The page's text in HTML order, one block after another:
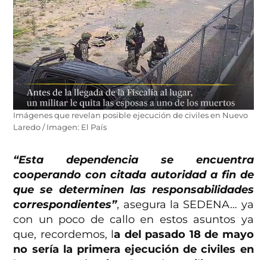
Imágenes que revelan posible ejecución de civiles en Nuevo
Laredo / Imagen: El País
“Esta dependencia se encuentra
cooperando con citada autoridad a fin de
que se determinen las responsabilidades
correspondientes”, asegura la SEDENA… ya
con un poco de callo en estos asuntos ya
que, recordemos, la del pasado 18 de mayo
no sería la primera ejecución de civiles en